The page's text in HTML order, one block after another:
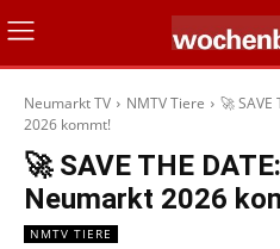
Neumarkt TV NMTV Tiere
🚀
2026 kommt!
🚀 SAVE THE
Neumarkt 2026
NMTV TIERE